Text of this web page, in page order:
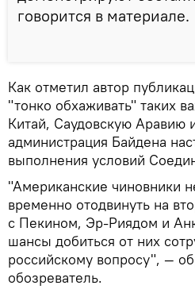
говорится в материале.
Как отметил автор
"тонко обхаживать" таких
Китай, Саудовскую Аравию
администрация Байдена
выполнения условий
"Американские чиновники
временно отодвинуть на
с Пекином, Эр-Риядом и
шансы добиться от них
российскому вопросу", —
обозреватель.